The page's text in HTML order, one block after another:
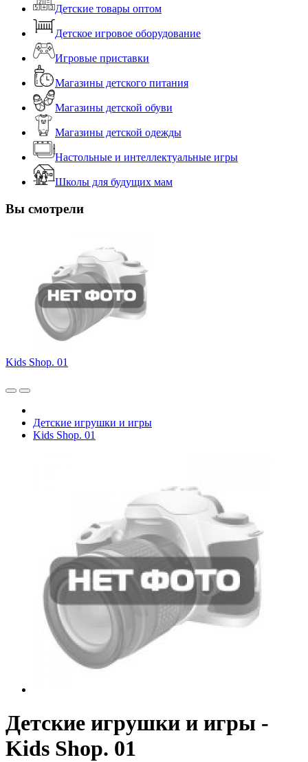
Детские товары оптом
Детское игровое оборудование
Игровые приставки
Магазины детского питания
Магазины детской обуви
Магазины детской одежды
Настольные и интеллектуальные игры
Школы для будущих мам
Вы смотрели
Kids Shop. 01
Детские игрушки и игры
Kids Shop. 01
Детские игрушки и игры -
Kids Shop. 01